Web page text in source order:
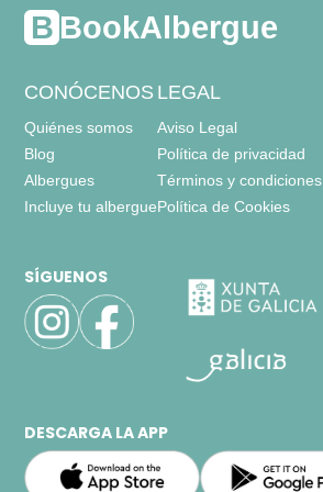
WC,
lavabo, ducha,
BookAlbergue
CONÓCENOS
Quiénes somos
Blog
Albergues
Incluye tu albergue
LEGAL
Aviso Legal
Política de privacidad
Términos y condiciones
Política de Cookies
SÍGUENOS
DESCARGA LA APP